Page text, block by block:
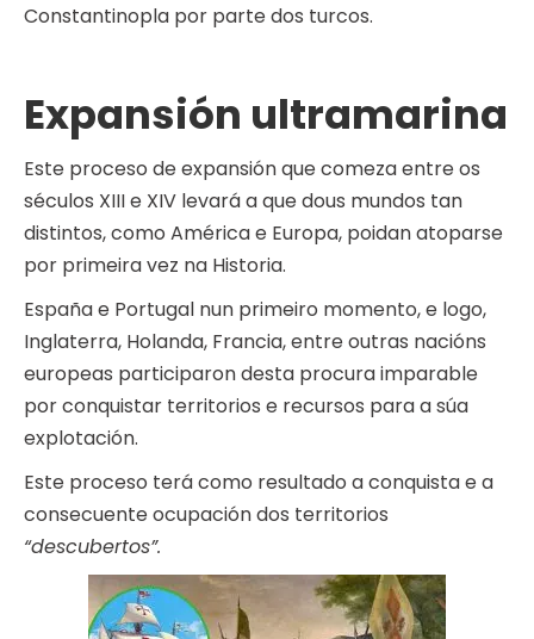
Constantinopla por parte dos turcos.
Expansión ultramarina
Este proceso de expansión que comeza entre os
séculos XIII e XIV levará a que dous mundos tan
distintos, como América e Europa, poidan atoparse
por primeira vez na Historia.
España e Portugal nun primeiro momento, e logo,
Inglaterra, Holanda, Francia, entre outras nacións
europeas participaron desta procura imparable
por conquistar territorios e recursos para a súa
explotación.
Este proceso terá como resultado a conquista e a
consecuente ocupación dos territorios
“descubertos”.